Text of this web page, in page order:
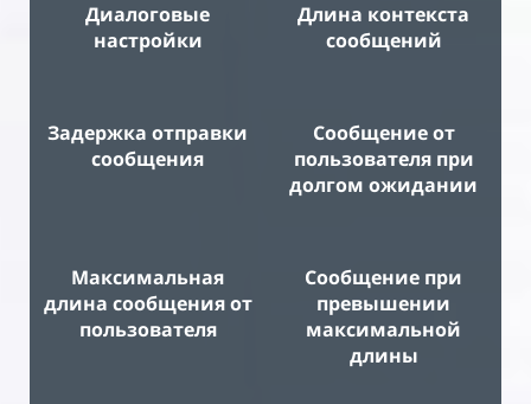
Диалоговые
настройки
Длина контекста
сообщений
Задержка отправки
сообщения
Сообщение от
пользователя при
долгом ожидании
Максимальная
длина сообщения от
пользователя
Сообщение при
превышении
максимальной
длины